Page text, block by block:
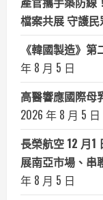
檔案共展 守護
《韓國製造》
年 8 月 5 日
高醫響應國際母
2026 年 8 月 5 日
長榮航空 12 月1
展南亞市場、串
年 8 月 5 日